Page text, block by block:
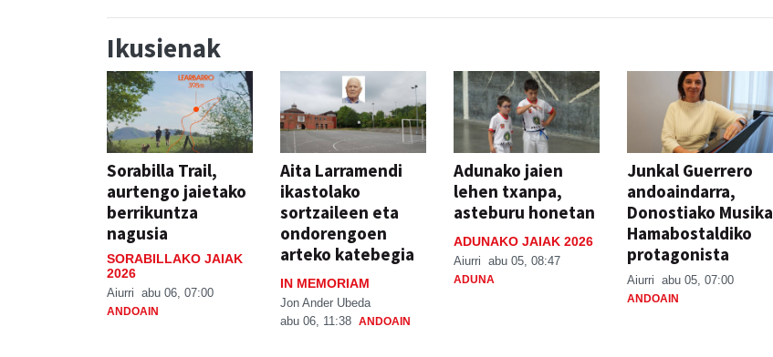
Ikusienak
Sorabilla Trail,
aurtengo jaietako
berrikuntza
nagusia
SORABILLAKO JAIAK
2026
Aiurri abu 06, 07:00
ANDOAIN
Aita Larramendi
ikastolako
sortzaileen eta
ondorengoen
arteko katebegia
IN MEMORIAM
Jon Ander Ubeda
abu 06, 11:38 ANDOAIN
Adunako jaien
lehen txanpa,
asteburu honetan
ADUNAKO JAIAK 2026
Aiurri abu 05, 08:47
ADUNA
Junkal Guerrero
andoaindarra,
Donostiako Musika
Hamabostaldiko
protagonista
Aiurri abu 05, 07:00
ANDOAIN